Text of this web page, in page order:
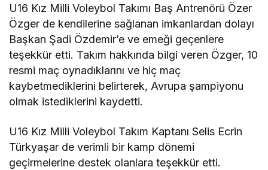
U16 Kız Milli Voleybol Takımı Baş Antrenörü Özer
Özger de kendilerine sağlanan imkanlardan dolayı
Başkan Şadi Özdemir’e ve emeği geçenlere
teşekkür etti. Takım hakkında bilgi veren Özger, 10
resmi maç oynadıklarını ve hiç maç
kaybetmediklerini belirterek, Avrupa şampiyonu
olmak istediklerini kaydetti.
U16 Kız Milli Voleybol Takım Kaptanı Selis Ecrin
Türkyaşar de verimli bir kamp dönemi
geçirmelerine destek olanlara teşekkür etti.